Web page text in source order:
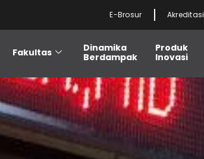
E-Brosur Akreditasi
Fakultas
Dinamika
Berdampak
Produk
Inovasi